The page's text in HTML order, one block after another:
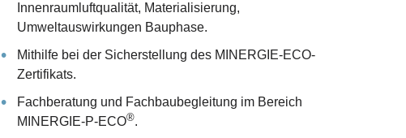
Innenraumluftqualität, Materialisierung,
Umweltauswirkungen Bauphase.
Mithilfe bei der Sicherstellung des MINERGIE-ECO-
Zertifikats.
Fachberatung und Fachbaubegleitung im Bereich
MINERGIE-P-ECO®.